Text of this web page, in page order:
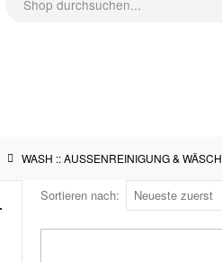
WASH :: AUSSENREINIGUNG & WÄSCHE
Sortieren nach